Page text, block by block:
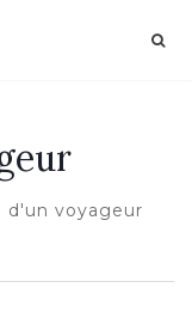
d'un voyageur